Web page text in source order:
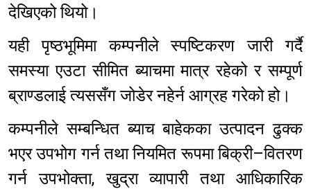
देखिएको थियो।
यही पृष्ठभूमिमा कम्पनीले स्पष्टिकरण जारी गर्दै
समस्या एउटा सीमित ब्याचमा मात्र रहेको र सम्पूर्ण
ब्राण्डलाई त्यससँग जोडेर नहेर्न आग्रह गरेको हो।
कम्पनीले सम्बन्धित ब्याच बाहेकका उत्पादन ढुक्क
भएर उपभोग गर्न तथा नियमित रूपमा बिक्री–वितरण
गर्न उपभोक्ता, खुद्रा व्यापारी तथा आधिकारिक